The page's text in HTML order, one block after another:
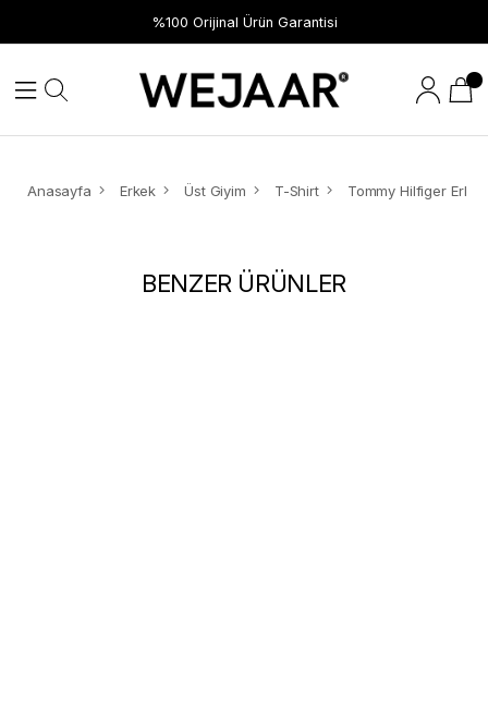
%100 Orijinal Ürün Garantisi
Anasayfa Erkek Üst Giyim T-Shirt
BENZER ÜRÜNLER